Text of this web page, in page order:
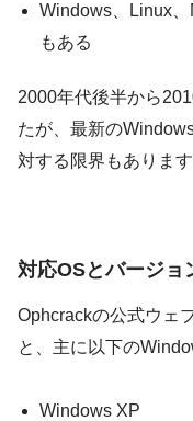
Windows、Linux
もある
2000年代後半から
たが、最新の
対する限界もありま
対応OSとバージョ
Ophcrackの公式ウェ
と、主に以下の
Windows XP